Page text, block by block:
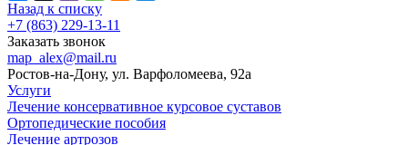
Назад к списку
+7 (863) 229-13-11
Заказать звонок
map_alex@mail.ru
Ростов-на-Дону, ул. Варфоломеева, 92а
Услуги
Лечение консервативное курсовое суставов
Ортопедические пособия
Лечение артрозов